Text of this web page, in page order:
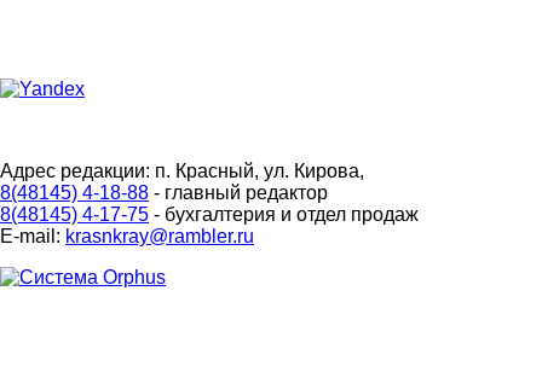
Адрес редакции: п. Красный, ул. Кирова,
8(48145) 4-18-88 - главный редактор
8(48145) 4-17-75 - бухгалтерия и отдел продаж
E-mail: krasnkray@rambler.ru